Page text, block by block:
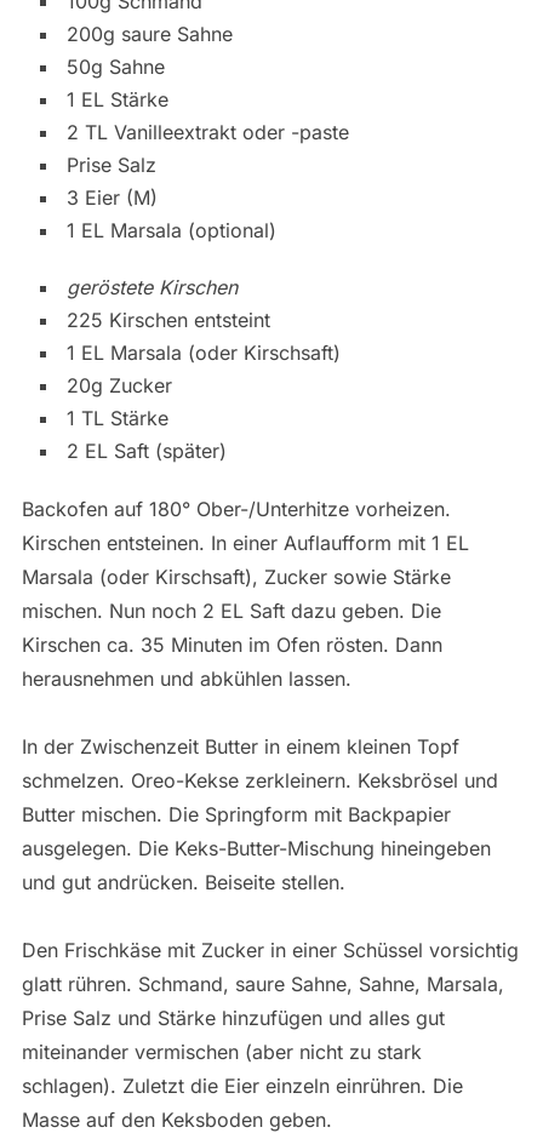
200g saure Sahne
50g Sahne
1 EL Stärke
2 TL Vanilleextrakt oder -paste
Prise Salz
3 Eier (M)
1 EL Marsala (optional)
geröstete Kirschen
225 Kirschen entsteint
1 EL Marsala (oder Kirschsaft)
20g Zucker
1 TL Stärke
2 EL Saft (später)
Backofen auf 180° Ober-/Unterhitze vorheizen.
Kirschen entsteinen. In einer Auflaufform mit 1 EL
Marsala (oder Kirschsaft), Zucker sowie Stärke
mischen. Nun noch 2 EL Saft dazu geben. Die
Kirschen ca. 35 Minuten im Ofen rösten. Dann
herausnehmen und abkühlen lassen.
In der Zwischenzeit Butter in einem kleinen Topf
schmelzen. Oreo-Kekse zerkleinern. Keksbrösel und
Butter mischen. Die Springform mit Backpapier
ausgelegen. Die Keks-Butter-Mischung hineingeben
und gut andrücken. Beiseite stellen.
Den Frischkäse mit Zucker in einer Schüssel vorsichtig
glatt rühren. Schmand, saure Sahne, Sahne, Marsala,
Prise Salz und Stärke hinzufügen und alles gut
miteinander vermischen (aber nicht zu stark
schlagen). Zuletzt die Eier einzeln einrühren. Die
Masse auf den Keksboden geben.